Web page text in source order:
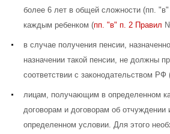
более 6 лет в общей сложности (пп.
каждым ребенком (пп. "в" п. 2 Правил
в случае получения пенсии,
назначении такой пенсии, не должны
соответствии с законодательством
лицам, получающим в определенном
договорам и договорам об
определенном условии. Для этого